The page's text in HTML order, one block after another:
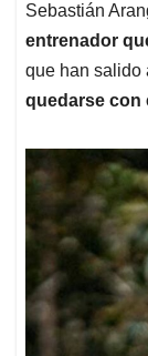
Sebastián
entrenador
que han salido
quedarse con